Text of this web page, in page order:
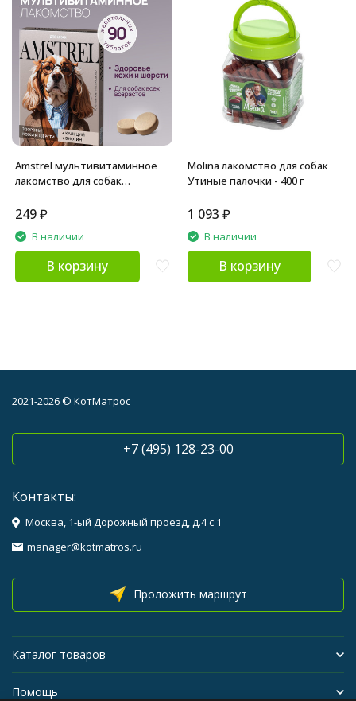
Amstrel мультивитаминное
лакомство для собак
кальцием и биотином - 90
249₽
В наличии
В корзину
Molina лакомство для собак
Утиные палочки - 400 г
1 093 ₽
В наличии
В корзину
2021-2026 © КотМатрос
+7 (495) 128-23-00
Контакты:
Москва, 1-ый Дорожный проезд, д.4 с 1
manager@kotmatros.ru
Проложить маршрут
Каталог товаров
Помощь